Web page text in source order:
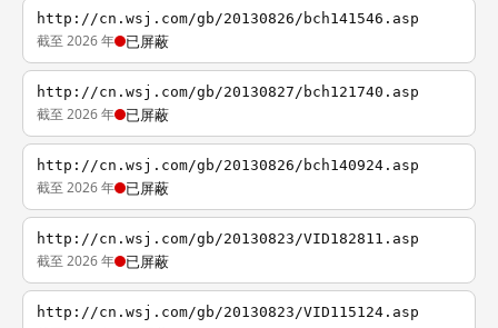
http://cn.wsj.com/gb/20130826/bch141546.asp
截至 2026 年 已屏蔽
http://cn.wsj.com/gb/20130827/bch121740.asp
截至 2026 年 已屏蔽
http://cn.wsj.com/gb/20130826/bch140924.asp
截至 2026 年 已屏蔽
http://cn.wsj.com/gb/20130823/VID182811.asp
截至 2026 年 已屏蔽
http://cn.wsj.com/gb/20130823/VID115124.asp